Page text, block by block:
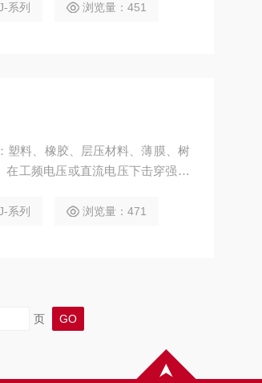
系列 浏览量：451
塑料、橡胶、层压材料、薄膜、树
在工频电压或直流电压下击穿强度
系列 浏览量：471
页